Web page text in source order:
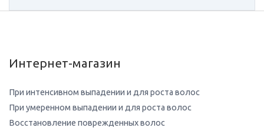
Интернет-магазин
При интенсивном выпадении и для роста волос
При умеренном выпадении и для роста волос
Восстановление поврежденных волос